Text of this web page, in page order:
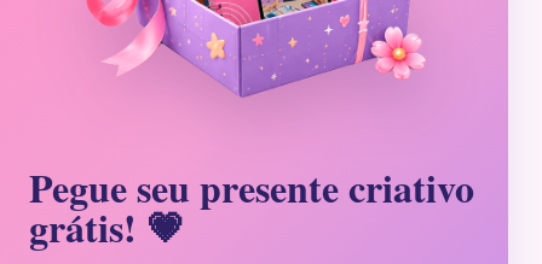
Pegue seu presente criativo
grátis! 💗